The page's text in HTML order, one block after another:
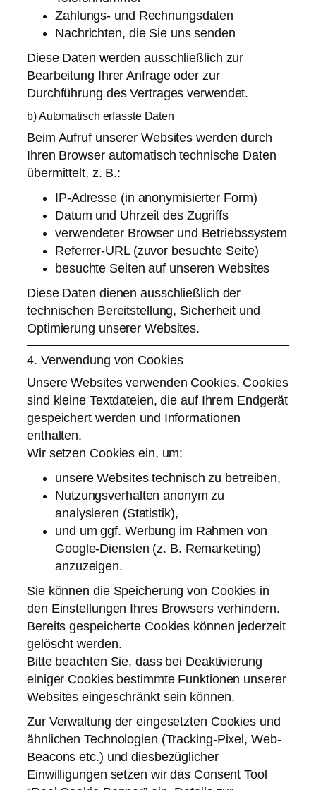
Zahlungs- und Rechnungsdaten
Nachrichten, die Sie uns senden
Diese Daten werden ausschließlich zur
Bearbeitung Ihrer Anfrage oder zur
Durchführung des Vertrages verwendet.
b) Automatisch erfasste Daten
Beim Aufruf unserer Websites werden durch
Ihren Browser automatisch technische Daten
übermittelt, z. B.:
IP-Adresse (in anonymisierter Form)
Datum und Uhrzeit des Zugriffs
verwendeter Browser und Betriebssystem
Referrer-URL (zuvor besuchte Seite)
besuchte Seiten auf unseren Websites
Diese Daten dienen ausschließlich der
technischen Bereitstellung, Sicherheit und
Optimierung unserer Websites.
4. Verwendung von Cookies
Unsere Websites verwenden Cookies. Cookies
sind kleine Textdateien, die auf Ihrem Endgerät
gespeichert werden und Informationen
enthalten.
Wir setzen Cookies ein, um:
unsere Websites technisch zu betreiben,
Nutzungsverhalten anonym zu
analysieren (Statistik),
und um ggf. Werbung im Rahmen von
Google-Diensten (z. B. Remarketing)
anzuzeigen.
Sie können die Speicherung von Cookies in
den Einstellungen Ihres Browsers verhindern.
Bereits gespeicherte Cookies können jederzeit
gelöscht werden.
Bitte beachten Sie, dass bei Deaktivierung
einiger Cookies bestimmte Funktionen unserer
Websites eingeschränkt sein können.
Zur Verwaltung der eingesetzten Cookies und
ähnlichen Technologien (Tracking-Pixel, Web-
Beacons etc.) und diesbezüglicher
Einwilligungen setzen wir das Consent Tool